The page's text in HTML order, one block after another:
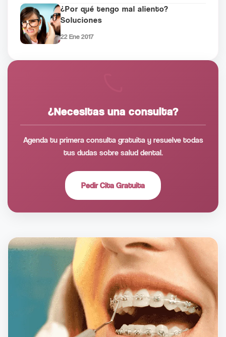
¿Por qué tengo mal aliento?
Soluciones
22 Ene 2017
¿Necesitas una consulta?
Agenda tu primera consulta gratuita y resuelve todas
tus dudas sobre salud dental.
Pedir Cita Gratuita